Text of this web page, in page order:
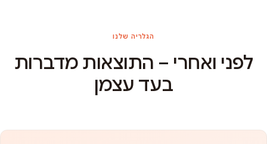
הגלריה שלנו
לפני ואחרי – התוצאות מדברות
בעד עצמן